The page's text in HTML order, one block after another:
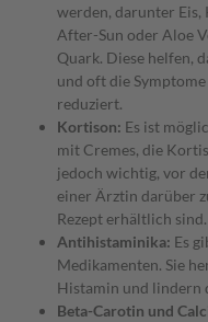
werden, darunter Eis,
After-Sun oder Aloe
Quark. Diese helfen,
und oft die
reduziert.
Kortison: Es ist
mit Cremes, die
jedoch wichtig, vor
einer Ärztin darüber
Rezept erhältlich sind.
Antihistaminika: Es
Medikamenten. Sie
Histamin und lindern
Beta-Carotin und